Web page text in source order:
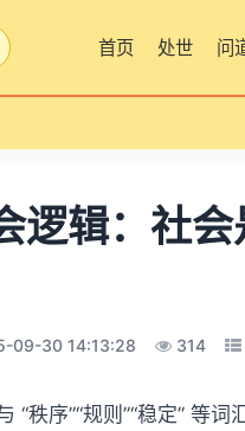
首页 处世 问
逻辑：社会
09-30 14:13:28 314
“秩序”“规则”“稳定”